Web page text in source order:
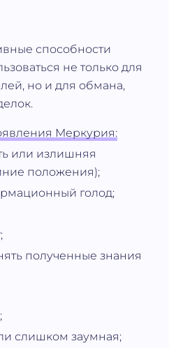
способности
не только для
но и для обмана,
Меркурия:
или излишняя
положения);
голод;
полученные знания
слишком заумная;